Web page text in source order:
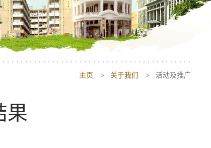
历史建筑通讯
集
主页 关于我们 活动及推广
果